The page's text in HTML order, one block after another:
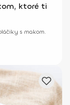
ktoré ti
s makom.